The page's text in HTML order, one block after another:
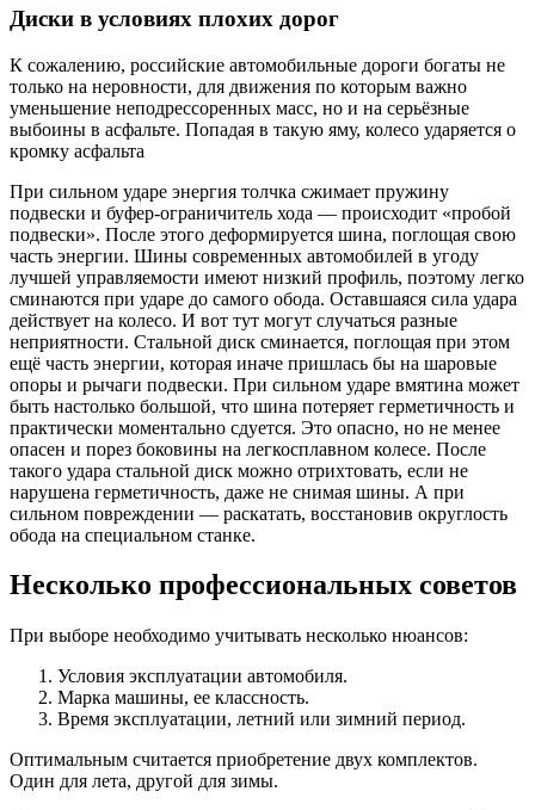
Диски в условиях плохих дорог
К сожалению, российские автомобильные дороги богаты не
только на неровности, для движения по которым важно
уменьшение неподрессоренных масс, но и на серьёзные
выбоины в асфальте. Попадая в такую яму, колесо ударяется о
кромку асфальта
При сильном ударе энергия толчка сжимает пружину
подвески и буфер-ограничитель хода — происходит «пробой
подвески». После этого деформируется шина, поглощая свою
часть энергии. Шины современных автомобилей в угоду
лучшей управляемости имеют низкий профиль, поэтому легко
сминаются при ударе до самого обода. Оставшаяся сила удара
действует на колесо. И вот тут могут случаться разные
неприятности. Стальной диск сминается, поглощая при этом
ещё часть энергии, которая иначе пришлась бы на шаровые
опоры и рычаги подвески. При сильном ударе вмятина может
быть настолько большой, что шина потеряет герметичность и
практически моментально сдуется. Это опасно, но не менее
опасен и порез боковины на легкосплавном колесе. После
такого удара стальной диск можно отрихтовать, если не
нарушена герметичность, даже не снимая шины. А при
сильном повреждении — раскатать, восстановив округлость
обода на специальном станке.
Несколько профессиональных советов
При выборе необходимо учитывать несколько нюансов:
Условия эксплуатации автомобиля.
Марка машины, ее классность.
Время эксплуатации, летний или зимний период.
Оптимальным считается приобретение двух комплектов.
Один для лета, другой для зимы.